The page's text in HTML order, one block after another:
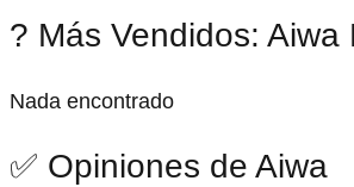
? Más Vendidos: Aiwa
Nada encontrado
✅ Opiniones de Aiwa